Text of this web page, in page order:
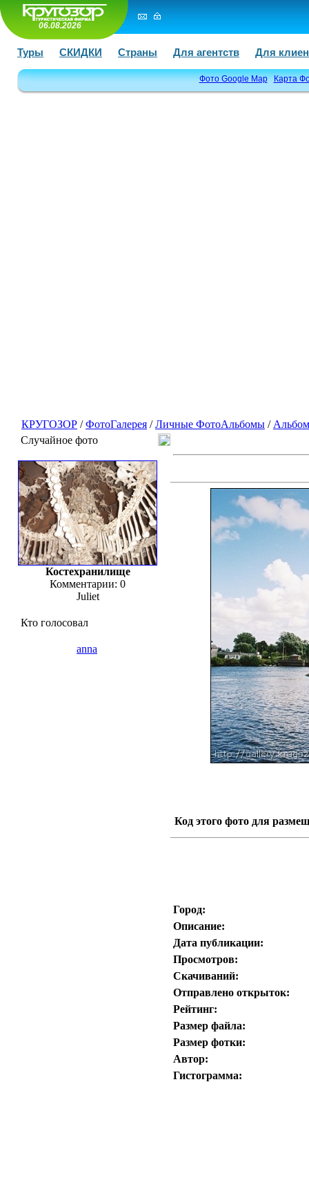
06.08.2026
Туры СКИДКИ Страны Для агентств Для
Фото Google Map Карта
КРУГОЗОР /ФотоГалерея /Личные ФотоАльбомы /
Случайное фото
Костехранилище
Комментарии: 0
Juliet
Кто голосовал
anna
Код этого фото для
Город:
Описание:
Дата публикации:
Просмотров:
Скачиваний:
Отправлено открыток:
Рейтинг:
Размер файла:
Размер фотки:
Автор:
Гистограмма: